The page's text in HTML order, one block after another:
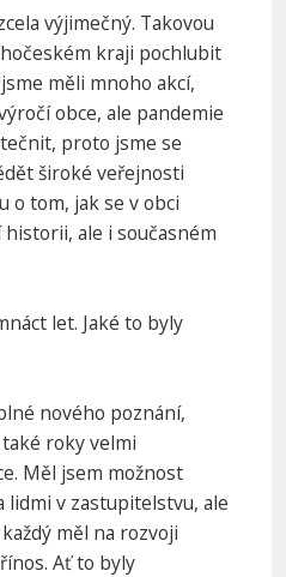
výjimečný. Takovou
kraji pochlubit
měli mnoho akcí,
obce, ale pandemie
proto jsme se
široké veřejnosti
o tom, jak se v obci
historii, ale i současném
let. Jaké to byly
nového poznání,
roky velmi
Měl jsem možnost
lidmi v zastupitelstvu, ale
měl na rozvoji
Ať to byly